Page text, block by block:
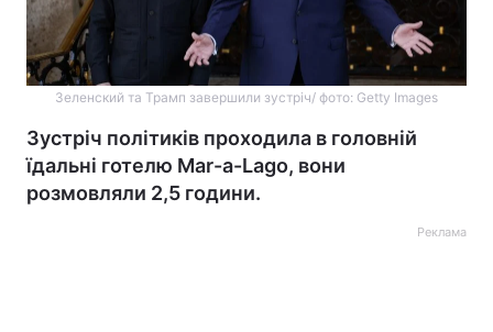
Зеленский та Трамп завершили зустріч/ фото: Getty Images
Зустріч політиків проходила в головній
їдальні готелю Mar-a-Lago, вони
розмовляли 2,5 години.
Реклама